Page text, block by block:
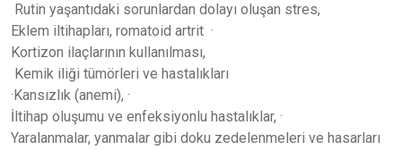
Rutin yaşantıdaki sorunlardan dolayı oluşan stres,
Eklem iltihapları, romatoid artrit ·
Kortizon ilaçlarının kullanılması,
Kemik iliği tümörleri ve hastalıkları
·Kansızlık (anemi), ·
İltihap oluşumu ve enfeksiyonlu hastalıklar, ·
Yaralanmalar, yanmalar gibi doku zedelenmeleri ve hasarları